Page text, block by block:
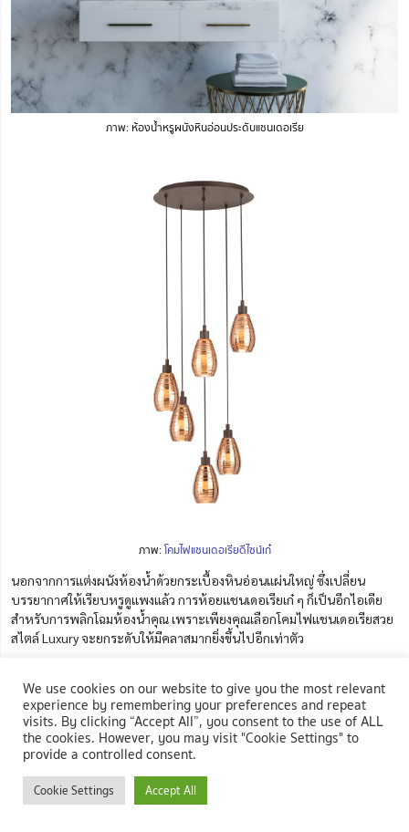
ภาพ: ห้องน้ำหรูผนังหินอ่อนประดับแชนเดอเรีย
ภาพ:โคมไฟแชนเดอเรียดีไซน์เก๋
นอกจากการแต่งผนังห้องน้ำด้วยกระเบื้องหินอ่อนแผ่นใหญ่ ซึ่งเปลี่ยน
บรรยากาศให้เรียบหรูดูแพงแล้ว การห้อยแชนเดอเรียเก๋ ๆ ก็เป็นอีกไอเดีย
สำหรับการพลิกโฉมห้องน้ำคุณ เพราะเพียงคุณเลือกโคมไฟแชนเดอเรียสวย
สไตล์ Luxury จะยกระดับให้มีคลาสมากยิ่งขึ้นไปอีกเท่าตัว
14 เลือกผนังหินอ่อนลายสวยเปลี่ยนให้ห้องน้ำดูมีคลาส
We use cookies on our website to give you the most relevant
experience by remembering your preferences and repeat
visits. By clicking “Accept All”, you consent to the use of ALL
the cookies. However, you may visit "Cookie Settings" to
provide a controlled consent.
Cookie Settings Accept All